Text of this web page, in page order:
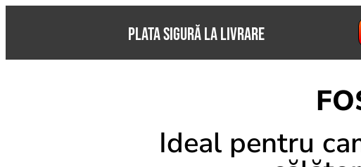
PLATA SIGURĂ LA LIVRARE
Ideal pentru